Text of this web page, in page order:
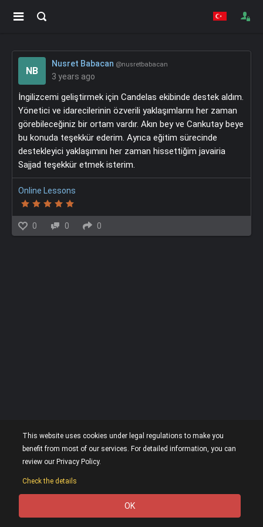
NB
Nusret Babacan @nusretbabacan
3 years ago
İngilizcemi geliştirmek için Candelas ekibinde destek aldım.
Yönetici ve idarecilerinin özverili yaklaşımlarını her zaman
görebileceğiniz bir ortam vardır. Akın bey ve Cankutay beye
bu konuda teşekkür ederim. Ayrıca eğitim sürecinde
destekleyici yaklaşımını her zaman hissettiğim javairia
Sajjad teşekkür etmek isterim.
Online Lessons
0 0 0
This website uses cookies under legal regulations to make you
benefit from most of our services. For detailed information, you can
review our Privacy Policy.
Check the details
OK